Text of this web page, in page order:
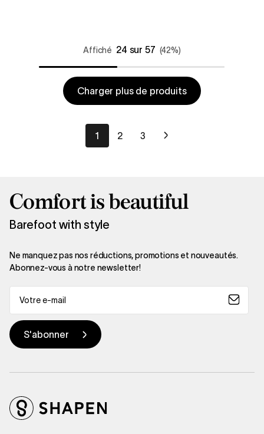
Affiché 24 sur 57 (42%)
Charger plus de produits
1 2 3
Comfort is beautiful
Barefoot with style
Ne manquez pas nos réductions, promotions et nouveautés.
Abonnez-vous à notre newsletter!